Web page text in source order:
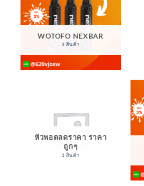
WOTOFO NEXBAR
3 สินค้า
หัวพอตลดราคา ราคา
ถูกๆ
1 สินค้า